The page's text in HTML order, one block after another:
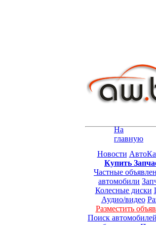
На
главную
Новости
Купить
Частные
автомобили
Колесные диски
Аудио/видео
Разместить
Поиск автомобилей